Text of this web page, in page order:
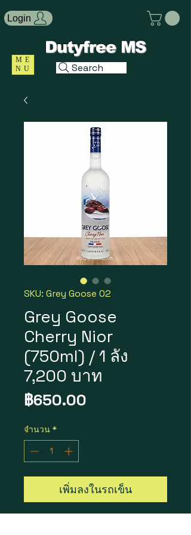
ME
NU
Search
Login
Dutyfree MS
SKU: Grey Goose 02
Grey Goose
Cherry Nior
(750ml) / 1 ลัง
7,200 บาท
฿650.00
จำนวน *
เพิ่มลงในรถเข็น